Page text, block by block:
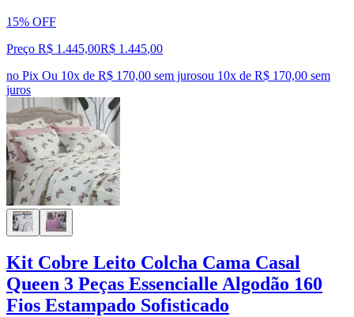
15% OFF
Preço R$ 1.445,00R$ 1.445,00
no Pix Ou 10x de R$ 170,00 sem jurosou 10x de R$ 170,00 sem
juros
Kit Cobre Leito Colcha Cama Casal
Queen 3 Peças Essencialle Algodão 160
Fios Estampado Sofisticado